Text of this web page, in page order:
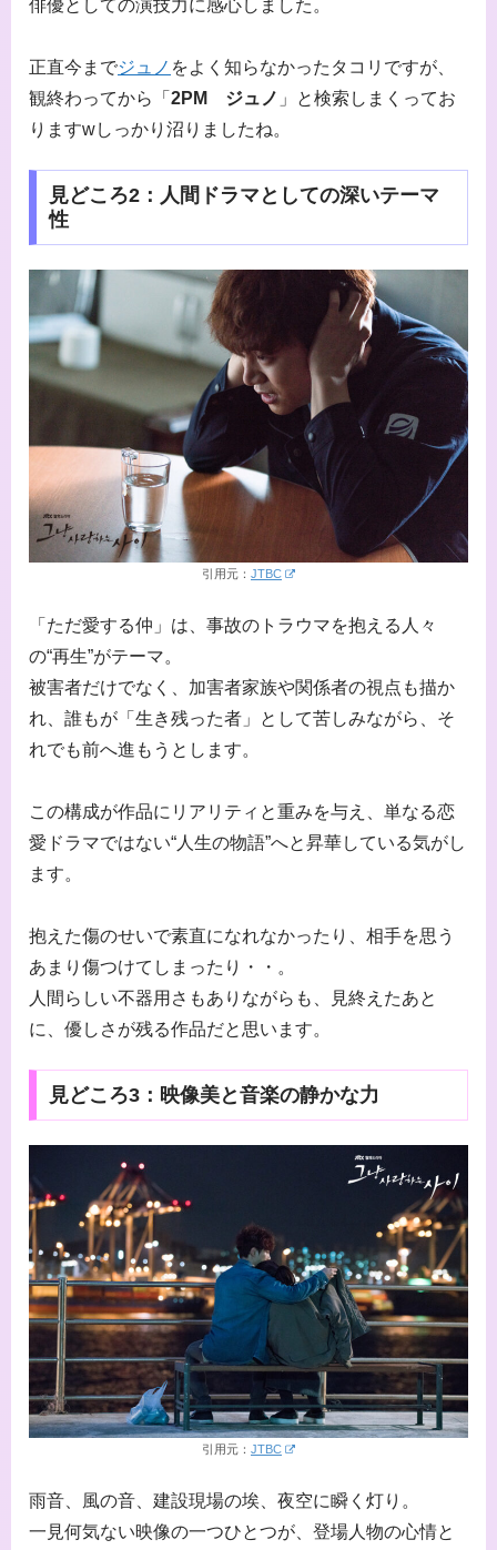
俳優としての演技力に感心しました。
正直今までジュノ をよく知らなかったタコリですが、
観終わってから「 2PM ジュノ 」と検索しまくってお
りますwしっかり沼りましたね。
見どころ2：人間ドラマとしての深いテーマ
性
引用元： JTBC
「ただ愛する仲」は、事故のトラウマを抱える人々
の“再生”がテーマ。
被害者だけでなく、加害者家族や関係者の視点も描か
れ、誰もが「生き残った者」として苦しみながら、そ
れでも前へ進もうとします。
この構成が作品にリアリティと重みを与え、単なる恋
愛ドラマではない“人生の物語”へと昇華している気がし
ます。
抱えた傷のせいで素直になれなかったり、相手を思う
あまり傷つけてしまったり・・。
人間らしい不器用さもありながらも、見終えたあと
に、優しさが残る作品だと思います。
見どころ3：映像美と音楽の静かな力
引用元： JTBC
雨音、風の音、建設現場の埃、夜空に瞬く灯り。
一見何気ない映像の一つひとつが、登場人物の心情と